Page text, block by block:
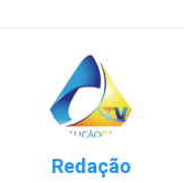
Redação